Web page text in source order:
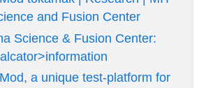
and Fusion Center
Science & Fusion Center:
a unique test-platform for